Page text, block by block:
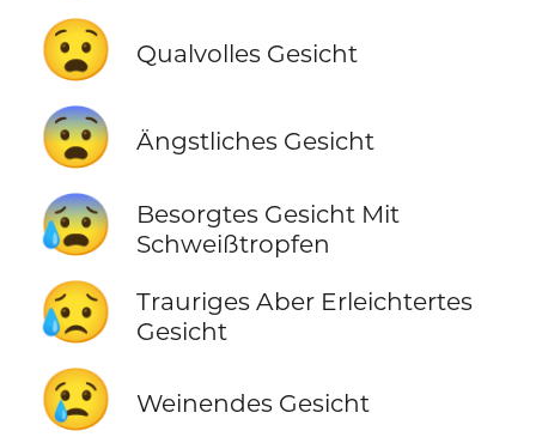
😧 Qualvolles Gesicht
😨 Ängstliches Gesicht
😰
Besorgtes Gesicht Mit
Schweißtropfen
😥
Trauriges Aber Erleichtertes
Gesicht
😢 Weinendes Gesicht